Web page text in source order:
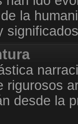
la
rigurosos
desde la